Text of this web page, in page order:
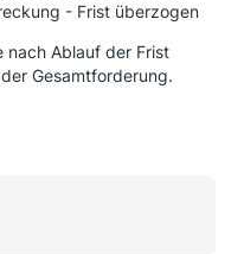
- Frist überzogen
nach Ablauf der Frist
Gesamtforderung.